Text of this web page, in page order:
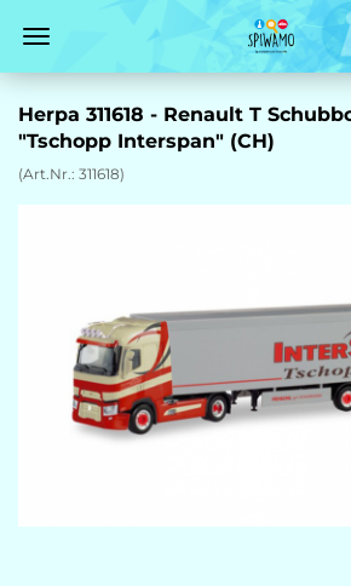
Herpa 311618 - Renault T
"Tschopp Interspan" (CH)
(Art.Nr.: 311618)